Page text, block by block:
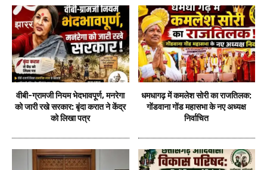
वीबी-ग्रामजी नियम भेदभावपूर्ण, मनरेगा
को जारी रखे सरकार: बृंदा करात ने केंद्र
को लिखा पत्र
धमधागढ़ में कमलेश सोरी का राजतिलक:
गोंडवाना गोंड महासभा के नए अध्यक्ष
निर्वाचित